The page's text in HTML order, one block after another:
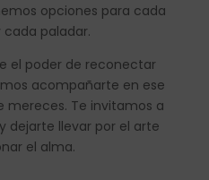
opciones para cada
paladar.
el poder de reconectar
acompañarte en ese
mereces. Te invitamos a
dejarte llevar por el arte
el alma.